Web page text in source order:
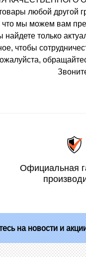
любой другой
что мы можем вам
только
чтобы
Официальная
на новости и